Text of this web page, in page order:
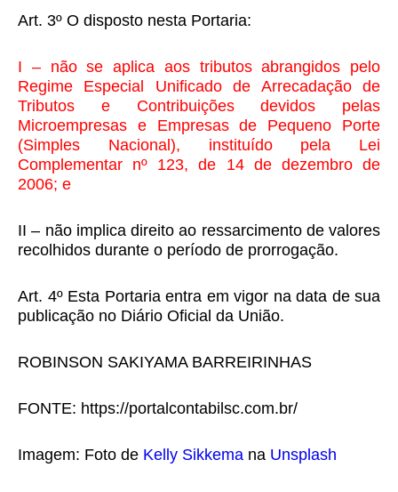
Art. 3º O disposto nesta Portaria:
I – não se aplica aos tributos abrangidos pelo
Regime Especial Unificado de Arrecadação de
Tributos e Contribuições devidos pelas
Microempresas e Empresas de Pequeno Porte
(Simples Nacional), instituído pela Lei
Complementar nº 123, de 14 de dezembro de
2006; e
II – não implica direito ao ressarcimento de valores
recolhidos durante o período de prorrogação.
Art. 4º Esta Portaria entra em vigor na data de sua
publicação no Diário Oficial da União.
ROBINSON SAKIYAMA BARREIRINHAS
FONTE: https://portalcontabilsc.com.br/
Imagem: Foto de Kelly Sikkema na Unsplash